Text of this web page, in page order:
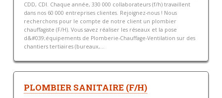
CDD, CDI. Chaque année, 330 000 collaborateurs (f/h) travaillent
dans nos 60 000 entreprises clientes. Rejoignez-nous ! Nous
recherchons pour le compte de notre client un plombier
chauffagiste (F/H). Vous savez réaliser les réseaux et la pose
d&#039;équipements de Plomberie-Chauffage-Ventilation sur des
chantiers tertiaires (bureaux,...
PLOMBIER SANITAIRE (F/H)